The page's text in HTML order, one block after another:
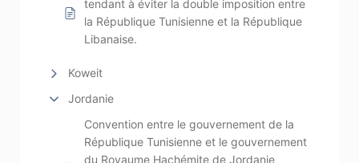
tendant à éviter la double imposition entre
la République Tunisienne et la République
Libanaise.
Koweit
Jordanie
Convention entre le gouvernement de la
République Tunisienne et le gouvernement
du Royaume Hachémite de Jordanie